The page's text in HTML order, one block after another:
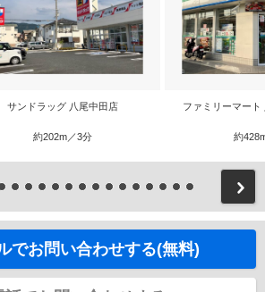
サンドラッグ 八尾中田店
約202m／3分
ファミリーマー
約
でお問い合わせする(無料)